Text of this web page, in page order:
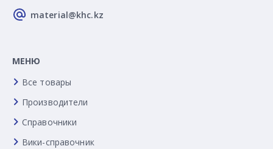
material@khc.kz
МЕНЮ
Все товары
Производители
Справочники
Вики-справочник